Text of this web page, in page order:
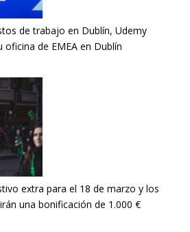
de trabajo en Dublín, Udemy
oficina de EMEA en Dublín
extra para el 18 de marzo y los
una bonificación de 1.000 €